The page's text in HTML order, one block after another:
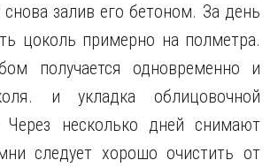
залив его бетоном. За день
цоколь примерно на полметра.
получается одновременно и
и укладка облицовочной
Через несколько дней снимают
следует хорошо очистить от